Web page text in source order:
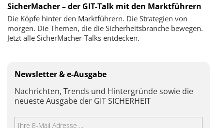
SicherMacher – der GIT-Talk mit den Marktführern
Die Köpfe hinter den Marktführern. Die Strategien von
morgen. Die Themen, die die Sicherheitsbranche bewegen.
Jetzt alle SicherMacher-Talks entdecken.
Newsletter & e-Ausgabe
Nachrichten, Trends und Hintergründe sowie die
neueste Ausgabe der GIT SICHERHEIT